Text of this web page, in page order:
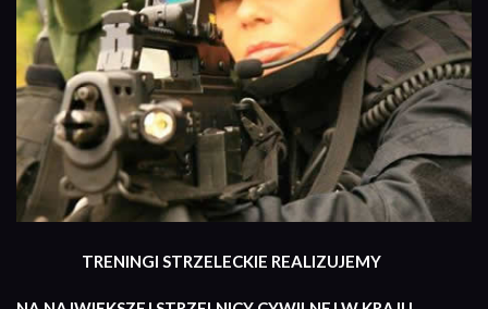
TRENINGI STRZELECKIE REALIZUJEMY